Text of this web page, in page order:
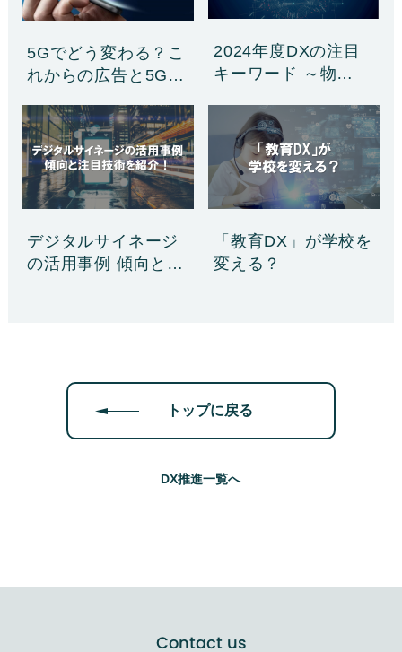
5Gでどう変わる？こ
れからの広告と5G
2024年度DXの注目
キーワード ～物
デジタルサイネージ
の活用事例 傾向と注
「教育DX」が学校を
変える？
トップに戻る
DX推進一覧へ
Contact us